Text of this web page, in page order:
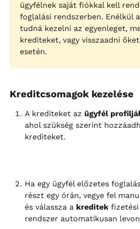
ügyfélnek saját fiókkal kell
foglalási rendszerben. Enélkül
tudná kezelni az egyenleget,
krediteket, vagy visszaadni
esetén.
Kreditcsomagok kezelése
A krediteket az ügyfél
ahol szükség szerint
krediteket.
Ha egy ügyfél előzetes
részt egy órán, vegye fel
és válassza a kreditek
rendszer automatikusan